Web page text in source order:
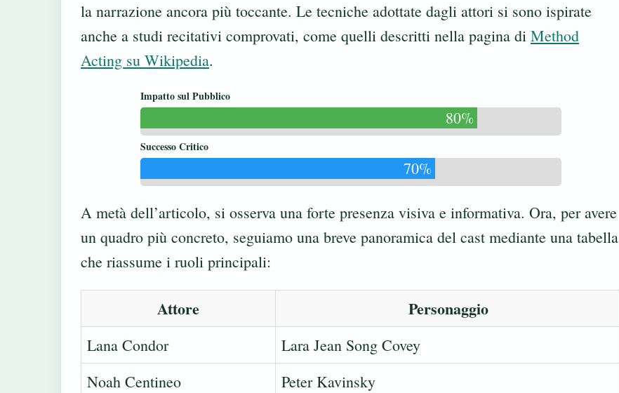
la narrazione ancora più toccante. Le tecniche adottate dagli attori si sono ispirate
anche a studi recitativi comprovati, come quelli descritti nella pagina di Method
Acting su Wikipedia.
Impatto sul Pubblico
80%
Successo Critico
70%
A metà dell’articolo, si osserva una forte presenza visiva e informativa. Ora, per avere
un quadro più concreto, seguiamo una breve panoramica del cast mediante una tabella
che riassume i ruoli principali:
Attore Personaggio
Lana Condor
Lara Jean Song Covey
Noah Centineo
Peter Kavinsky